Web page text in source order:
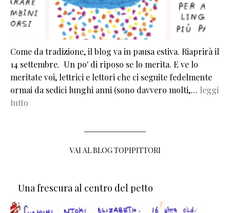
Come da tradizione, il blog va in pausa estiva. Riaprirà il
14 settembre. Un po' di riposo se lo merita. E ve lo
meritate voi, lettrici e lettori che ci seguite fedelmente
ormai da sedici lunghi anni (sono davvero molti,… leggi
tutto
VAI AL BLOG TOPIPITTORI
Una frescura al centro del petto